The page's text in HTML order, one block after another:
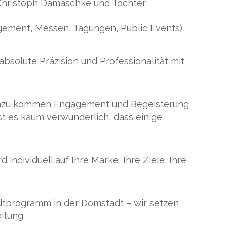
Damaschke und Tochter
Messen, Tagungen, Public Events)
Präzision und Professionalität mit
kommen Engagement und Begeisterung
es kaum verwunderlich, dass einige
individuell auf Ihre Marke, Ihre Ziele, Ihre
in der Domstadt – wir setzen